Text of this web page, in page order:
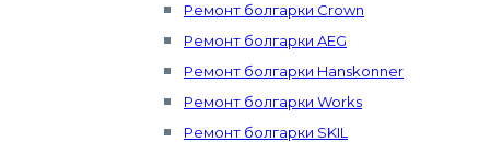
Ремонт болгарки Crown
Ремонт болгарки AEG
Ремонт болгарки Hanskonner
Ремонт болгарки Works
Ремонт болгарки SKIL